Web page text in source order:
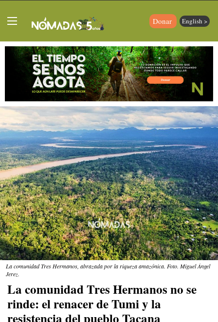
Donar English >
La comunidad Tres Hermanos, abrazada por la riqueza amazónica. Foto. Miguel Ángel
Jerez.
La comunidad Tres Hermanos no se
rinde: el renacer de Tumi y la